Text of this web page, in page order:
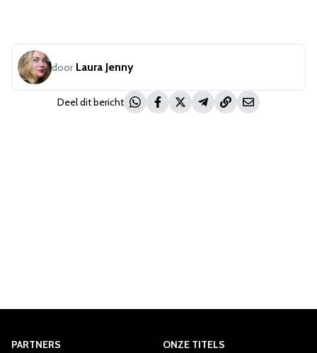
door Laura Jenny
Deel dit bericht
PARTNERS
ONZE TITELS